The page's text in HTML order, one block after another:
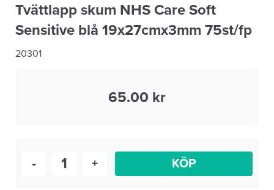
Tvättlapp skum NHS Care Soft
Sensitive blå 19x27cmx3mm 75st/fp
20301
65.00
- + KÖP